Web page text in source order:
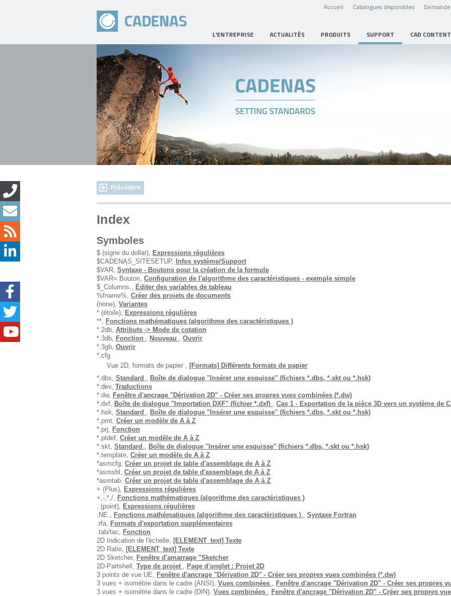
Accueil Catalogues disponibles
L'ENTREPRISE ACTUALITÉS PRODUITS SUPPORT CAD CONTENT
Précédent
Index
Symboles
$ (signe du dollar), Expressions régulières
$CADENAS_SITESETUP,
Infos système/Support
$VAR, Syntaxe - Boutons pour la création de la formule
$VAR= Bouton, Configuration de l'algorithme des caractéristiques - exemple simple
$_Columns., Éditer des variables de tableau
%fname%, Créer des projets de documents
(none), Variantes
* (étoile), Expressions régulières
**, Fonctions mathématiques (algorithme des caractéristiques )
*.2db, Attributs -> Mode de cotation
*.3db, Fonction , Nouveau , Ouvrir
*.3gb, Ouvrir
*.cfg
Vue 2D, formats de papier , [Formats] Différents formats de papier
*.dbs, Standard , Boîte de dialogue "Insérer une esquisse" (fichiers *.dbs, *.skt ou *.hsk)
*.dev, Traductions
*.dw, Fenêtre d'ancrage "Dérivation 2D" - Créer ses propres vues combinées (*.dw)
*.dxf, Boîte de dialogue "Importation DXF" (fichier *.dxf) , Cas 1 - Exportation de la pièce 3D vers un système de
*.hsk, Standard , Boîte de dialogue "Insérer une esquisse" (fichiers *.dbs, *.skt ou *.hsk)
*.pmt, Créer un modèle de A à Z
*.prj, Fonction
*.ptdef, Créer un modèle de A à Z
*.skt, Standard , Boîte de dialogue "Insérer une esquisse" (fichiers *.dbs, *.skt ou *.hsk)
*.template, Créer un modèle de A à Z
*asmcfg, Créer un projet de table d'assemblage de A à Z
*asmsbl, Créer un projet de table d'assemblage de A à Z
*asmtab, Créer un projet de table d'assemblage de A à Z
+ (Plus), Expressions régulières
+,-,*,/, Fonctions mathématiques (algorithme des caractéristiques )
. (point), Expressions régulières
.NE., Fonctions mathématiques (algorithme des caractéristiques ) , Syntaxe Fortran
.rfa, Formats d'exportation supplémentaires
.tab/tac, Fonction
2D Indication de l'échelle, [ELEMENT_text] Texte
2D Ratio, [ELEMENT_text] Texte
2D Sketcher, Fenêtre d'amarrage "Sketcher
2D-Partshell, Type de projet , Page d'onglet : Projet 2D
3 points de vue UE, Fenêtre d'ancrage "Dérivation 2D" - Créer ses propres vues combinées (*.dw)
3 vues + isométrie dans le cadre (ANSI), Vues combinées , Fenêtre d'ancrage "Dérivation 2D" - Créer ses propres
3 vues + isométrie dans le cadre (DIN), Vues combinées , Fenêtre d'ancrage "Dérivation 2D" - Créer ses propres